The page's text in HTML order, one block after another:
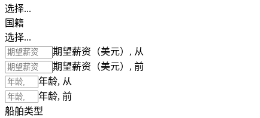
选择...
国籍
选择...
期望薪资（美元）, 从
期望薪资（美元）, 前
年龄, 从
年龄, 前
船舶类型